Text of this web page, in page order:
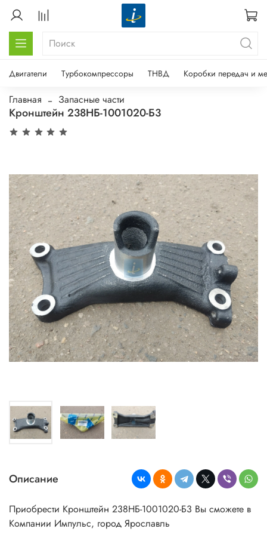
Двигатели Турбокомпрессоры ТНВД Коробки передач и
Главная Запасные части
Кронштейн 238НБ-1001020-Б3
Описание
Приобрести Кронштейн 238НБ-1001020-Б3 Вы сможете в
Компании Импульс, город Ярославль